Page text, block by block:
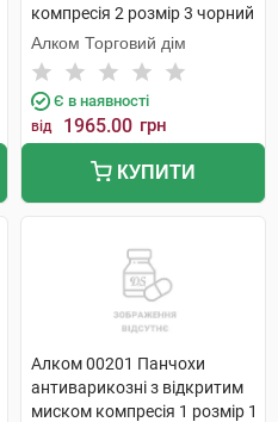
компресія 2 розмір 3 чорний
1 пара
Алком Торговий дім
Є в наявності
від 1965.00 грн
КУПИТИ
Алком 00201 Панчохи
антиварикозні з відкритим
миском компресія 1 розмір 1